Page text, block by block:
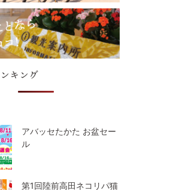
キング
アバッセたかた お盆セー
ル
第1回陸前高田ネコリパ猫